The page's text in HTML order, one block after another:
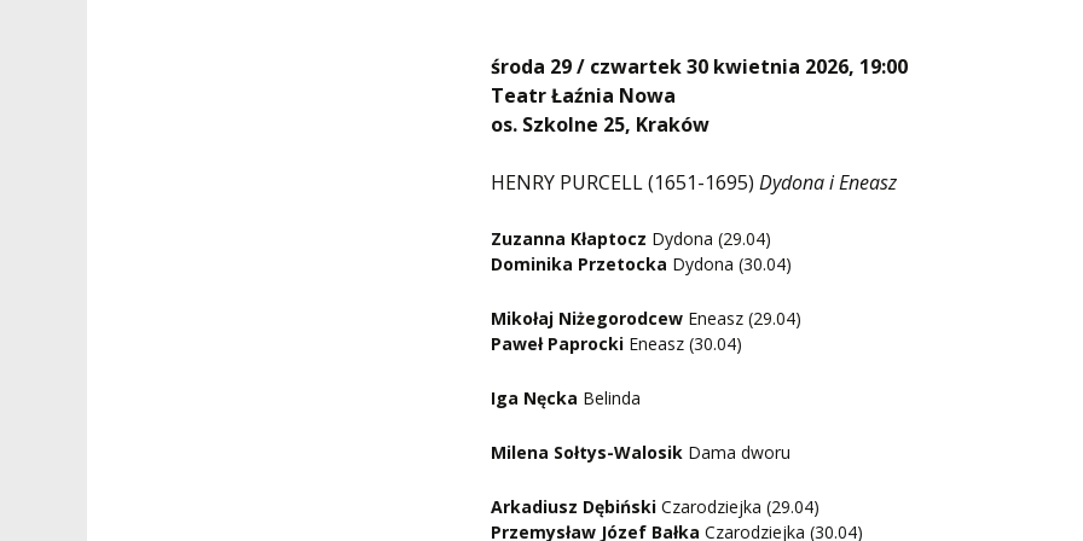
środa 29 / czwartek 30 kwietnia 2026, 19:00
Teatr Łaźnia Nowa
os. Szkolne 25, Kraków
HENRY PURCELL (1651-1695)Dydona i Eneasz
Zuzanna Kłaptocz Dydona (29.04)
Dominika Przetocka Dydona (30.04)
Mikołaj Niżegorodcew Eneasz (29.04)
Paweł Paprocki Eneasz (30.04)
Iga Nęcka Belinda
Milena Sołtys-Walosik Dama dworu
Arkadiusz Dębiński Czarodziejka (29.04)
Przemysław Józef Bałka Czarodziejka (30.04)